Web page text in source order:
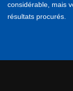
considérable, mais
résultats procurés.